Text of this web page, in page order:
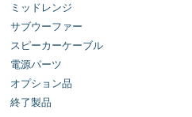
ミッドレンジ
サブウーファー
スピーカーケーブル
電源パーツ
オプション品
終了製品